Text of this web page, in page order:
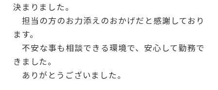
決まりました。
担当の方のお力添えのおかげだと感謝しており
ます。
不安な事も相談できる環境で、安心して勤務で
きました。
ありがとうございました。